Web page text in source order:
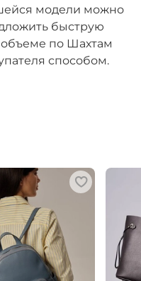
модели можно
быструю
объеме по Шахтам
способом.